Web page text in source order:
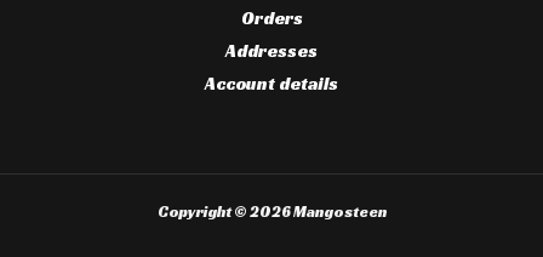
Orders
Addresses
Account details
Copyright © 2026 Mangosteen